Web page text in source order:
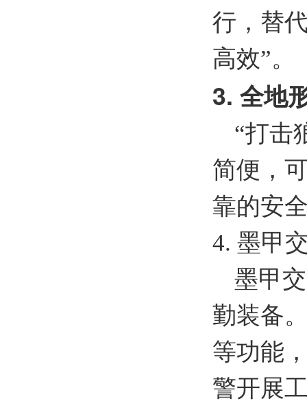
行，替
高效”。
3. 全地
“打击
简便，
靠的安
4. 墨甲
墨甲
勤装备
等功能
警开展